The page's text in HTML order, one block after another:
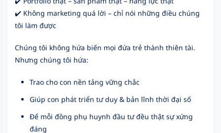
✔️ Không marketing quá lời – chỉ nói những điều chúng
tôi làm được
Chúng tôi không hứa biến mọi đứa trẻ thành thiên tài.
Nhưng chúng tôi hứa:
Trao cho con nền tảng vững chắc
Giúp con phát triển tư duy & bản lĩnh thời đại số
Để mỗi đồng phụ huynh đầu tư đều thật sự xứng
đáng